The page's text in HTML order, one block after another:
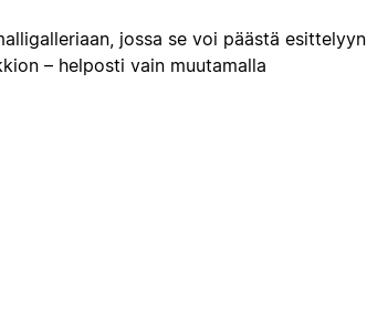
jossa se voi päästä esittelyyn
– helposti vain muutamalla